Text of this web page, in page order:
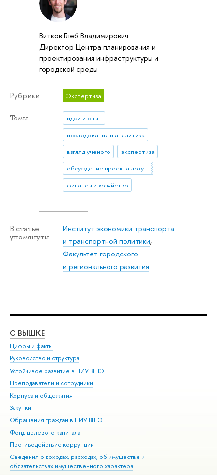
Витков Глеб Владимирович
Директор Центра планирования и
проектирования инфраструктуры и
городской среды
Рубрики Экспертиза
Темы
идеи и опыт
исследования и аналитика
взгляд ученого
экспертиза
обсуждение проекта документа
финансы и хозяйство
В статье
упомянуты
Институт экономики транспорта
и транспортной политики,
Факультет городского
и регионального развития
О ВЫШКЕ
Цифры и факты
Руководство и структура
Устойчивое развитие в НИУ ВШЭ
Преподаватели и сотрудники
Корпуса и общежития
Закупки
Обращения граждан в НИУ ВШЭ
Фонд целевого капитала
Противодействие коррупции
Сведения о доходах, расходах, об имуществе и
обязательствах имущественного характера